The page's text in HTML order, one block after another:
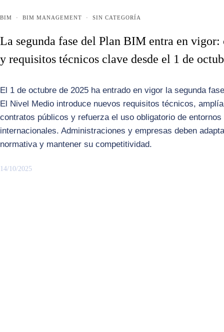
BIM · BIM MANAGEMENT · SIN CATEGORÍA
La segunda fase del Plan BIM entra en
y requisitos técnicos clave desde el 1 de
El 1 de octubre de 2025 ha entrado en vigor la segunda
El Nivel Medio introduce nuevos requisitos técnicos,
contratos públicos y refuerza el uso obligatorio de
internacionales. Administraciones y empresas deben
normativa y mantener su competitividad.
14/10/2025